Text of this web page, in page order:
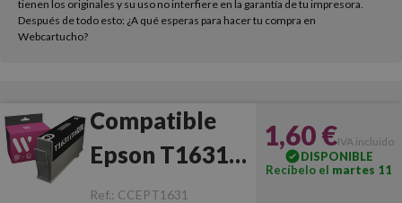
tienen los originales y su uso no interfiere en la garantía de tu impresora.
Después de todo esto: ¿A qué esperas para hacer tu compra en
Webcartucho?
Compatible
Epson T1631
(16XL) Negro
Ref.: CCEPT1631
1,60 €IVA incluido
DISPONIBLE
Recíbelo el martes 11